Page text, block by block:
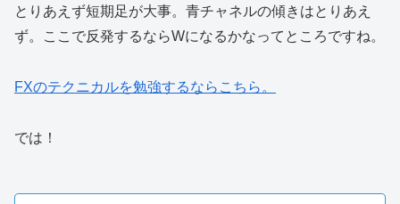
とりあえず短期足が大事。青チャネルの傾きはとりあえ
ず。ここで反発するならWになるかなってところですね。
FXのテクニカルを勉強するならこちら。
では！